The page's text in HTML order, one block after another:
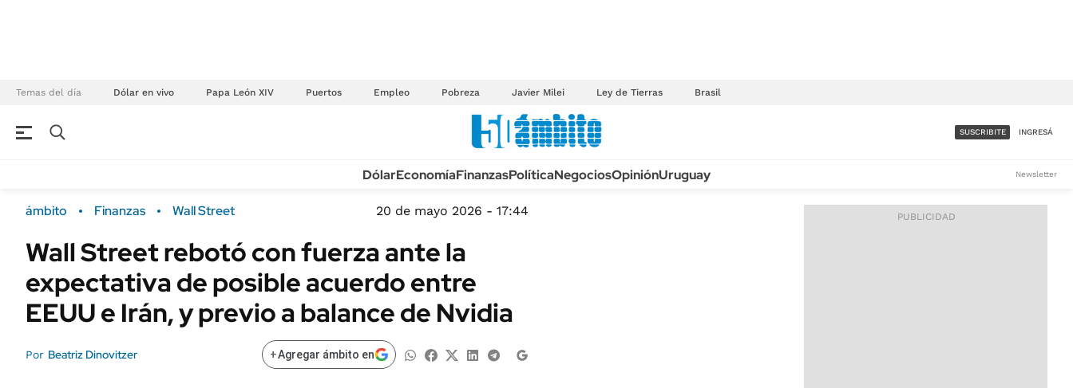
Temas del día Dólar en vivo Papa León XIV Puertos Empleo Pobreza Javier Milei Ley de Tierras Brasil
Campo
FINANZAS
Dólar
ÁMBITO DEBATE
Sustentabilidad
Seguros
POLÍTICA
TECNOLOGÍA
MÉXICO
MUNDO
INFORMACIÓN GENERAL
ESPECTÁCULOS
ACCESO FULL - $1.800/MES
SUSCRIBITE INGRESÁ
DólarEconomíaFinanzasPolíticaNegociosOpiniónUruguay Newsletter
ámbito Finanzas Wall Street 20 de mayo 2026 - 17:44
Wall Street rebotó con fuerza ante la
expectativa de posible acuerdo entre
EEUU e Irán, y previo a balance de Nvidia
Por Beatriz Dinovitzer +Agregar ámbito en